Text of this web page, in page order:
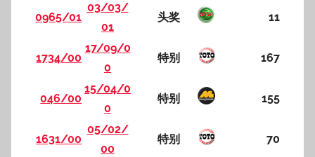
0965/01
03/03/
01
头奖 11
1734/00
17/09/0
0
特别 167
046/00
15/04/0
0
特别 155
1631/00
05/02/
00
特别 70